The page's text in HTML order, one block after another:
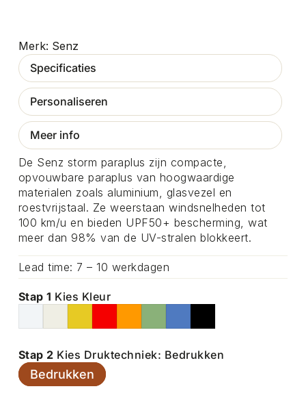
Senz
Specificaties
Personaliseren
Meer info
De Senz storm paraplus zijn compacte,
opvouwbare paraplus van hoogwaardige
materialen zoals aluminium, glasvezel en
roestvrijstaal. Ze weerstaan windsnelheden tot
100 km/u en bieden UPF50+ bescherming, wat
meer dan 98% van de UV-stralen blokkeert.
Lead time: 7 – 10 werkdagen
Stap 1 Kies Kleur
Stap 2 Kies Druktechniek: Bedrukken
Bedrukken